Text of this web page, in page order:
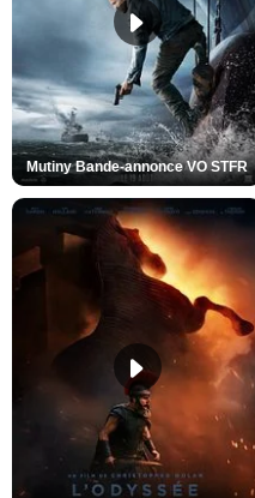
Mutiny Bande-annonce VO STFR